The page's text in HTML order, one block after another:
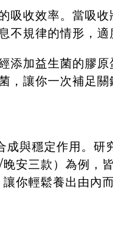
吸收效率。當吸
規律的情形，
添加益生菌的膠
，讓你一次補足關
與穩定作用。 研
安三款）為例，
你輕鬆養出由內